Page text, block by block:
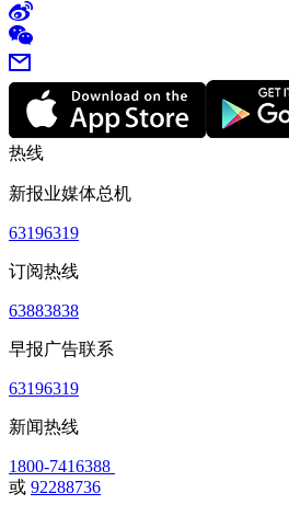
热线
新报业媒体总机
63196319
订阅热线
63883838
早报广告联系
63196319
新闻热线
1800-7416388
或 92288736